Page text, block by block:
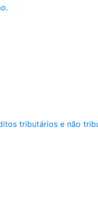
tributários e não